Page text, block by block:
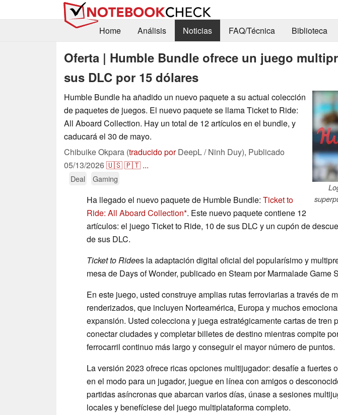
Home
Análisis Noticias FAQ/Técnica Biblioteca
Oferta | Humble Bundle ofrece un juego
sus DLC por 15 dólares
Humble Bundle ha añadido un nuevo paquete a su actual colección
de paquetes de juegos. El nuevo paquete se llama Ticket to Ride:
All Aboard Collection. Hay un total de 12 artículos en el bundle, y
caducará el 30 de mayo.
Chibuike Okpara (traducido porDeepL / Ninh Duy), Publicado
05/13/2026🇺🇸🇵🇹 ...
Deal Gaming
Ha llegado el nuevo paquete de Humble Bundle: Ticket to
Ride: All Aboard Collection . Este nuevo paquete contiene 12
artículos: el juego Ticket to Ride, 10 de sus DLC y un cupón de
de sus DLC.
Ticket to Ridees la adaptación digital oficial del popularísimo y
mesa de Days of Wonder, publicado en Steam por Marmalade Game
En este juego, usted construye amplias rutas ferroviarias a través de
renderizados, que incluyen Norteamérica, Europa y muchos
expansión. Usted colecciona y juega estratégicamente cartas de tren
conectar ciudades y completar billetes de destino mientras compite
ferrocarril continuo más largo y conseguir el mayor número de puntos.
La versión 2023 ofrece ricas opciones multijugador: desafíe a fuertes
en el modo para un jugador, juegue en línea con amigos o
partidas asíncronas que abarcan varios días, únase a sesiones
locales y benefíciese del juego multiplataforma completo.